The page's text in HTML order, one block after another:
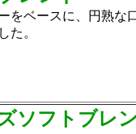
をベースに、円熟な
た。
ソフトブレ